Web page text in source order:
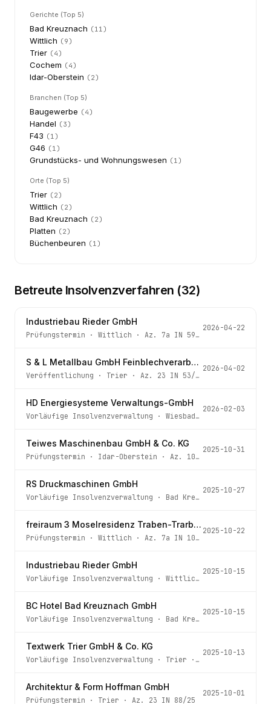
Gerichte (Top 5)
Bad Kreuznach (11)
Wittlich (9)
Trier (4)
Cochem (4)
Idar-Oberstein (2)
Branchen (Top 5)
Baugewerbe (4)
Handel (3)
F43 (1)
G46 (1)
Grundstücks- und Wohnungswesen (1)
Orte (Top 5)
Trier (2)
Wittlich (2)
Bad Kreuznach (2)
Platten (2)
Büchenbeuren (1)
Betreute Insolvenzverfahren (32)
Industriebau Rieder GmbH
Prüfungstermin · Wittlich · Az. 7a IN 59/25
2026-04-22
S & L Metallbau GmbH Feinblechverarbeitung
Veröffentlichung · Trier · Az. 23 IN 53/26
2026-04-02
HD Energiesysteme Verwaltungs-GmbH
Vorläufige Insolvenzverwaltung · Wiesbaden
2026-02-03
Teiwes Maschinenbau GmbH & Co. KG
Prüfungstermin · Idar-Oberstein · Az. 10 IN 51/25
2025-10-31
RS Druckmaschinen GmbH
Vorläufige Insolvenzverwaltung · Bad Kreuznach
2025-10-27
freiraum 3 Moselresidenz Traben-Trarbach GmbH
Prüfungstermin · Wittlich · Az. 7a IN 103/25
2025-10-22
Industriebau Rieder GmbH
Vorläufige Insolvenzverwaltung · Wittlich
2025-10-15
BC Hotel Bad Kreuznach GmbH
Vorläufige Insolvenzverwaltung · Bad Kreuznach
2025-10-15
Textwerk Trier GmbH & Co. KG
Vorläufige Insolvenzverwaltung · Trier · Az.
2025-10-13
Architektur & Form Hoffman GmbH
Prüfungstermin · Trier · Az. 23 IN 88/25
2025-10-01